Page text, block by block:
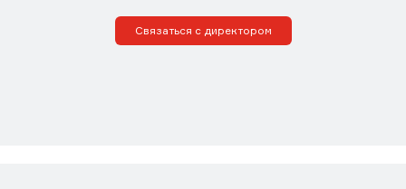
Связаться с директором